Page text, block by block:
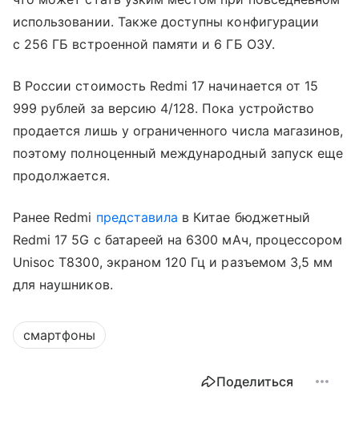
использовании. Также доступны конфигурации
с 256 ГБ встроенной памяти и 6 ГБ ОЗУ.
В России стоимость Redmi 17 начинается от 15
999 рублей за версию 4/128. Пока устройство
продается лишь у ограниченного числа магазинов,
поэтому полноценный международный запуск еще
продолжается.
Ранее Redmi представила в Китае бюджетный
Redmi 17 5G с батареей на 6300 мАч, процессором
Unisoc T8300, экраном 120 Гц и разъемом 3,5 мм
для наушников.
смартфоны
Поделиться